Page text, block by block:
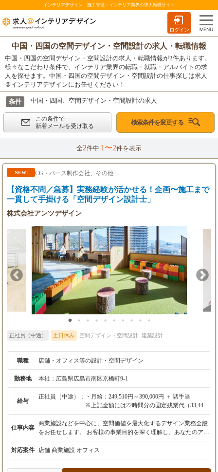
インテリアデザイン・施工管理・インテリア業界の求人転職サイト
ログイン
中国・四国の空間デザイン・空間設計の求人・転職情報
中国・四国の空間デザイン・空間設計の求人・転職情報が2件あります。
様々なこだわり条件で、インテリア業界の転職・就職・アルバイトの求
人を探せます。中国・四国の空間デザイン・空間設計の仕事探しは求人
＠インテリアデザインにお任せください！
条件 中国・四国、空間デザイン・空間設計の求人
この条件で
新着メールを受け取る
検索条件を変更する
全2件中 1〜2件を表示
NEW! CG・パース制作会社、その他
【資格不問／急募】実務経験が活かせる！企画〜施工まで
一貫して手掛ける「空間デザイン設計士」
株式会社アンツデザイン
正社員（中途） 土日休み 空間デザイン・空間設計 建築設計
職種 店舗・オフィス等の設計・空間デザイン
勤務地 本社：広島県広島市南区京橋町9-1
給与
正社員（中途）：
・月給：249,510円～390,000円 ＋ 諸手当
※上記金額には22時間分の固定残業代（33,440
円～60,000円）を含みます。超過分は別途支給
します。
※経験やスキルを考慮の上、決定します。
・昇給：年1回（7月）
・賞与：年2回（6月・12月）※業績による
・初年度の年収例：365万円～530万円
仕事内容
商業施設などを中心に、空間価値を最大化するデザイン業務全般
をお任せします。 お客様の事業目的を深く理解し、あなたのアイ
デアと設計でコンセプトを形にしていく仕事です。 ＜具体的な業
務＞ ・店舗、オフィス等の企画、設計、デザイン提案 ・見積
書、契約書等の書類作成 ・プロジェクトの進行管理サポート 企
画から設計、そしてお客様への提案まで一貫して携わることで、
対応案件 店舗 商業施設 オフィス